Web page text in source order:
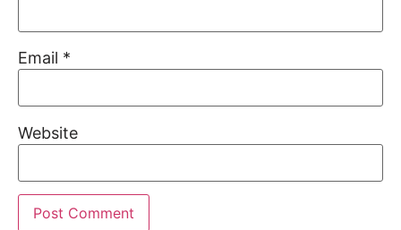
Email *
Website